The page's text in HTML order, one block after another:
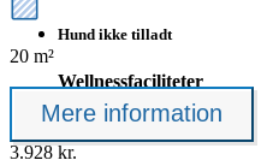
Hund ikke tilladt
Wellnessfaciliteter
20 m²
Mere information
3.928 kr.